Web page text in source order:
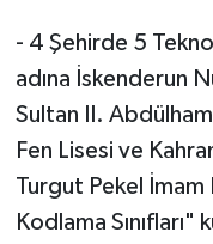
- 4 Şehirde 5
adına İskenderun
Sultan II.
Fen Lisesi ve
Turgut Pekel
Kodlama